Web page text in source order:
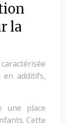
la
additifs,
une place
Cette